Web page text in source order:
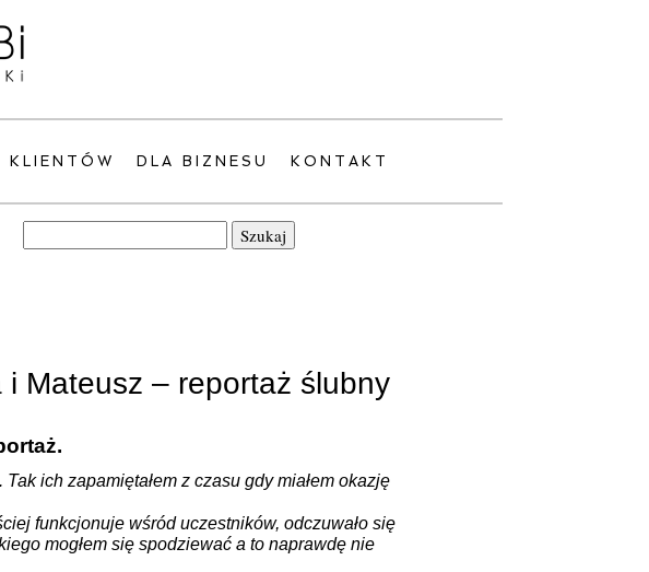
KLIENTÓW DLA BIZNESU KONTAKT
Szukaj:
Mateusz – reportaż ślubny
ich zapamiętałem z czasu gdy miałem okazję
funkcjonuje wśród uczestników, odczuwało się
mogłem się spodziewać a to naprawdę nie